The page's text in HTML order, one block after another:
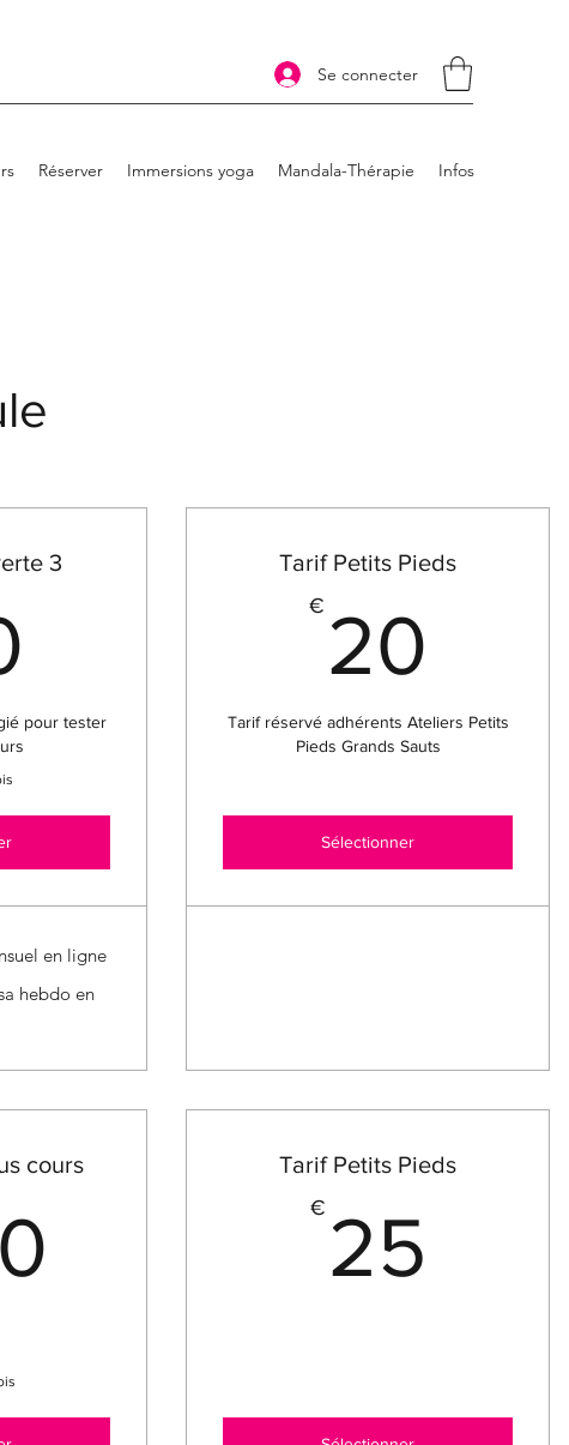
Se connecter
Réserver Immersions yoga Mandala-Thérapie Infos
3
pour tester
en ligne
hebdo en
Tarif Petits Pieds
€ 20
Tarif réservé adhérents Ateliers Petits
Pieds Grands Sauts
Sélectionner
cours Tarif Petits Pieds
€ 25